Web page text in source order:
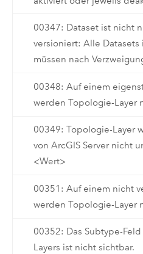
00347: Dataset ist nicht
versioniert: Alle
müssen nach
00348: Auf einem
werden Topologie-Layer
00349: Topologie-Layer
von ArcGIS Server nicht
<Wert>
00351: Auf einem nicht
werden Topologie-Layer
00352: Das Subtype-
Layers ist nicht sichtbar.